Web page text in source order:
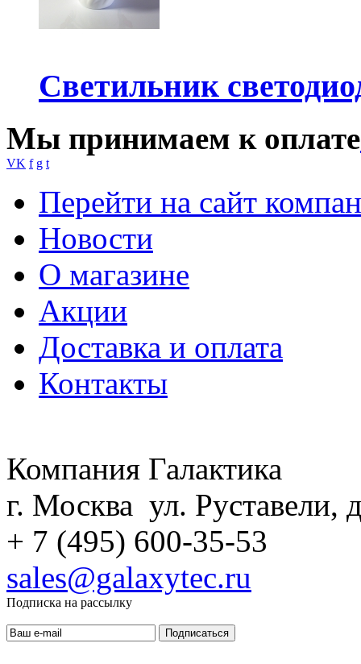
Светильник
Мы принимаем к оплате
VK f g t
Перейти на сайт
Новости
О магазине
Акции
Доставка и оплата
Контакты
Компания Галактика
г. Москва ул. Руставели,
+ 7 (495) 600-35-53
sales@galaxytec.ru
Подписка на рассылку
Подписаться